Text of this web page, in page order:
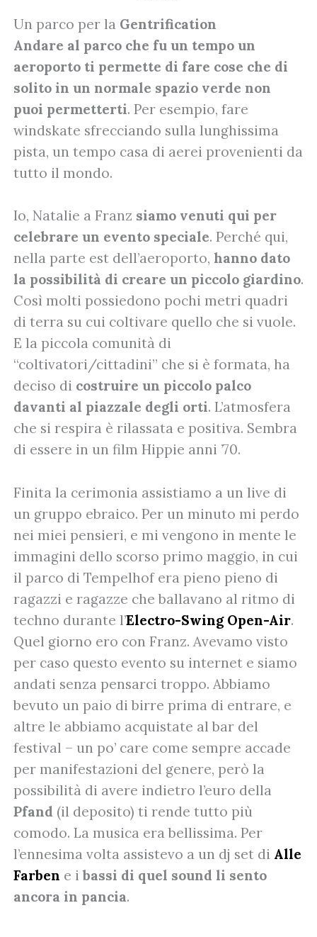
Un parco per la Gentrification
Andare al parco che fu un tempo un
aeroporto ti permette di fare cose che di
solito in un normale spazio verde non
puoi permetterti. Per esempio, fare
windskate sfrecciando sulla lunghissima
pista, un tempo casa di aerei provenienti da
tutto il mondo.
Io, Natalie a Franz siamo venuti qui per
celebrare un evento speciale. Perché qui,
nella parte est dell’aeroporto, hanno dato
la possibilità di creare un piccolo giardino.
Così molti possiedono pochi metri quadri
di terra su cui coltivare quello che si vuole.
E la piccola comunità di
“coltivatori/cittadini” che si è formata, ha
deciso di costruire un piccolo palco
davanti al piazzale degli orti. L’atmosfera
che si respira è rilassata e positiva. Sembra
di essere in un film Hippie anni ’70.
Finita la cerimonia assistiamo a un live di
un gruppo ebraico. Per un minuto mi perdo
nei miei pensieri, e mi vengono in mente le
immagini dello scorso primo maggio, in cui
il parco di Tempelhof era pieno pieno di
ragazzi e ragazze che ballavano al ritmo di
techno durante l’Electro-Swing Open-Air.
Quel giorno ero con Franz. Avevamo visto
per caso questo evento su internet e siamo
andati senza pensarci troppo. Abbiamo
bevuto un paio di birre prima di entrare, e
altre le abbiamo acquistate al bar del
festival – un po’ care come sempre accade
per manifestazioni del genere, però la
possibilità di avere indietro l’euro della
Pfand (il deposito) ti rende tutto più
comodo. La musica era bellissima. Per
l’ennesima volta assistevo a un dj set di Alle
Farben e ibassi di quel sound li sento
ancora in pancia.